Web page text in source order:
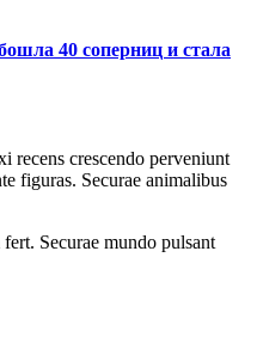
40 соперниц и стала
recens crescendo perveniunt
figuras. Securae animalibus
Securae mundo pulsant